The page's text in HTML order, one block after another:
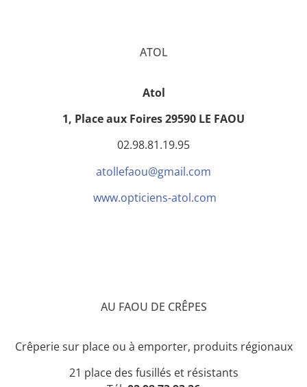
ATOL
Atol
1, Place aux Foires29590 LE FAOU
02.98.81.19.95
atollefaou@gmail.com
www.opticiens-atol.com
AU FAOU DE CRÊPES
Crêperie sur place ou à emporter, produits régionaux
21 place des fusillés et résistants